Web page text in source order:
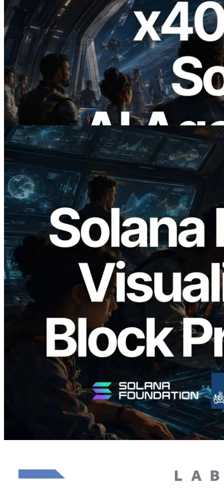
2026.07.04
ERPC lança Solana RPC com suporte a
x402 — A era em que agentes de IA
pagam sob demanda pelas APIs de que
precisam
Ler este artigo
2026.05.24
Validators Solutions lança Solana Block
Analyzer — Visualizando o tempo de
produção de bloco por slot e o validador
responsável